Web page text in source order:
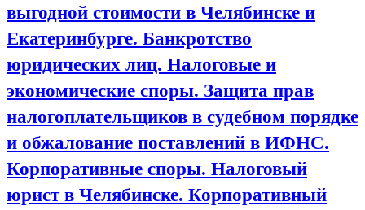
выгодной стоимости в Челябинске и
Екатеринбурге. Банкротство
юридических лиц. Налоговые и
экономические споры. Защита прав
налогоплательщиков в судебном порядке
и обжалование поставлений в ИФНС.
Корпоративные споры. Налоговый
юрист в Челябинске. Корпоративный